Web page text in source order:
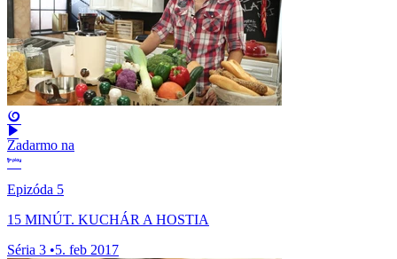
Zadarmo na
Epizóda 5
15 MINÚT. KUCHÁR A HOSTIA
Séria 3 •5. feb 2017